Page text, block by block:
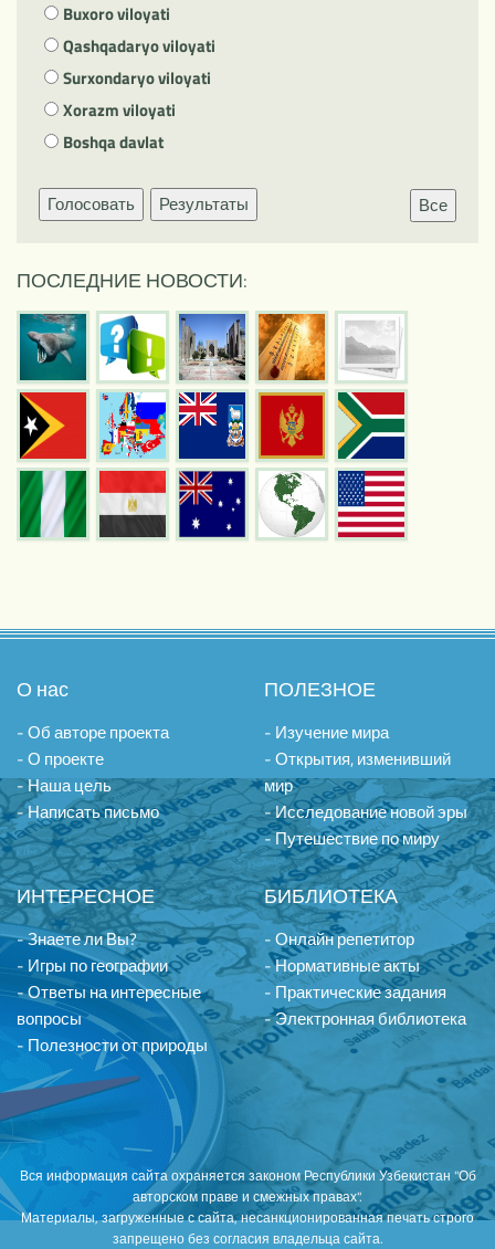
Buxoro viloyati
Qashqadaryo viloyati
Surxondaryo viloyati
Xorazm viloyati
Boshqa davlat
Голосовать Результаты Все
ПОСЛЕДНИЕ НОВОСТИ:
О нас
- Об авторе проекта
- О проекте
- Наша цель
- Написать письмо
ПОЛЕЗНОЕ
- Изучение мира
- Открытия, изменивший
мир
- Исследование новой эры
- Путешествие по миру
ИНТЕРЕСНОЕ
- Знаете ли Вы?
- Игры по географии
- Ответы на интересные
вопросы
- Полезности от природы
БИБЛИОТЕКА
- Онлайн репетитор
- Нормативные акты
- Практические задания
- Электронная библиотека
Вся информация сайта охраняется законом Республики Узбекистан "Об
авторском праве и смежных правах".
Материалы, загруженные с сайта, несанкционированная печать строго
запрещено без согласия владельца сайта.